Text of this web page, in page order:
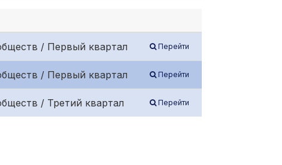
/ Первый квартал Перейти
/ Первый квартал Перейти
/ Третий квартал Перейти